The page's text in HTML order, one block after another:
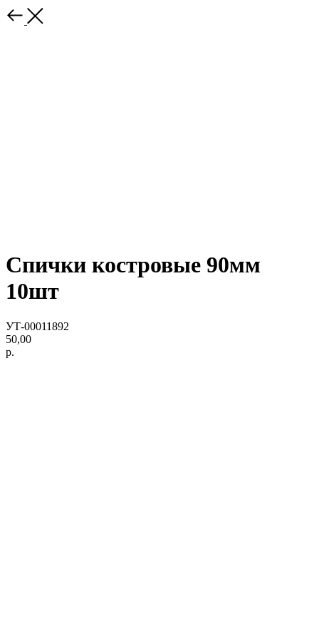
Спички костровые 90мм
10шт
УТ-00011892
50,00
р.